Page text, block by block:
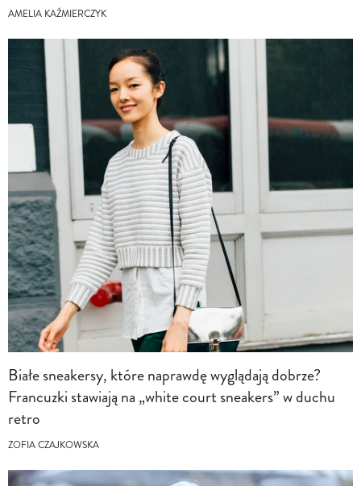
AMELIA KAŹMIERCZYK
Białe sneakersy, które naprawdę wyglądają dobrze?
Francuzki stawiają na „white court sneakers” w duchu
retro
ZOFIA CZAJKOWSKA